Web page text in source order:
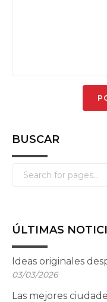
BUSCAR
ÚLTIMAS
Ideas originales
03/03/2026
Las mejores